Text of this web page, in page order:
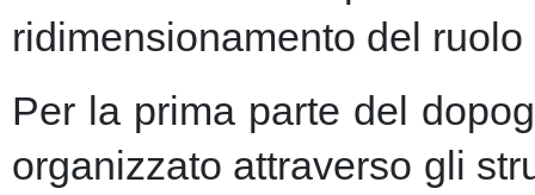
ridimensionamento del
Per la prima parte del
organizzato attraverso gli